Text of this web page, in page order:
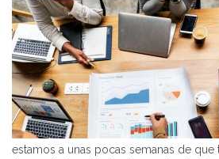
estamos a unas pocas semanas de